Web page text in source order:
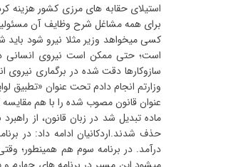
استیلای حقابه های مرزی کشور هزینه
برای همه مشاغل شرح وظایف آن
کسی میخواهد وزیر مثلا نیرو شود
است؛ حتی ممکن است نیروی انسانی
سازوکارها دقت شده در برگماری نیروی
ماده تبدیل شد در زبان قانون، از
حذف شدند.اردکانیان ادامه داد: در
درآمد. در برنامه سوم هم همینطور؛